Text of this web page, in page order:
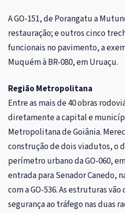
A GO-151, de Porangatu a
restauração; e outros cinco
funcionais no pavimento, a
Muquém à BR-080, em Uruaçu.
Região Metropolitana
Entre as mais de 40 obras
diretamente a capital e
Metropolitana de Goiânia.
construção de dois viadutos, o
perímetro urbano da GO-060,
entrada para Senador Canedo,
com a GO-536. As estruturas
segurança ao tráfego nas duas